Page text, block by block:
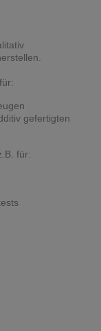
gefertigten
für: